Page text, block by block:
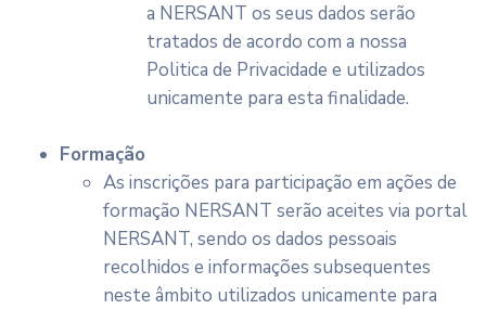
a NERSANT os seus dados serão
tratados de acordo com a nossa
Politica de Privacidade e utilizados
unicamente para esta finalidade.
Formação
As inscrições para participação em ações de
formação NERSANT serão aceites via portal
NERSANT, sendo os dados pessoais
recolhidos e informações subsequentes
neste âmbito utilizados unicamente para